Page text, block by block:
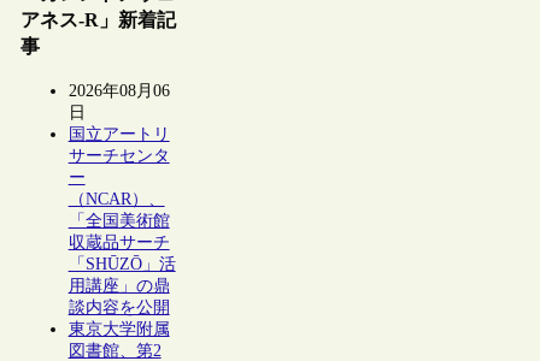
アネス-R」新着記
事
2026年08月06
日
国立アートリ
サーチセンタ
ー
（NCAR）、
「全国美術館
収蔵品サーチ
「SHŪZŌ」活
用講座」の鼎
談内容を公開
東京大学附属
図書館、第2